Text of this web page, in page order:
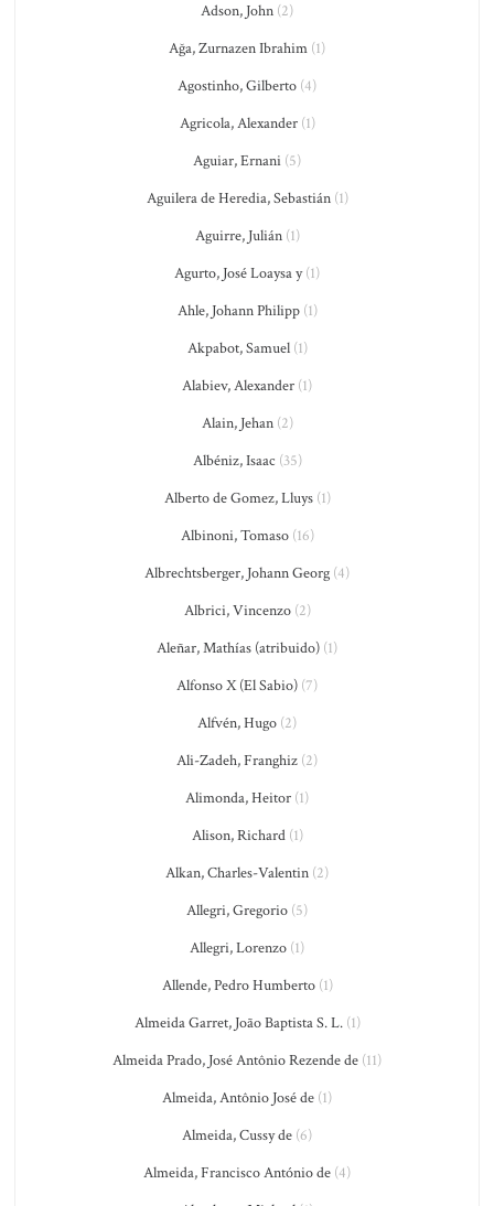
Adson, John (2)
Ağa, Zurnazen Ibrahim (1)
Agostinho, Gilberto (4)
Agricola, Alexander(1)
Aguiar, Ernani (5)
Aguilera de Heredia, Sebastián(1)
Aguirre, Julián(1)
Agurto, José Loaysa y(1)
Ahle, Johann Philipp(1)
Akpabot, Samuel(1)
Alabiev, Alexander (1)
Alain, Jehan(2)
Albéniz, Isaac (35)
Alberto de Gomez, Lluys(1)
Albinoni, Tomaso(16)
Albrechtsberger, Johann Georg (4)
Albrici, Vincenzo(2)
Aleñar, Mathías (atribuido) (1)
Alfonso X (El Sabio) (7)
Alfvén, Hugo (2)
Ali-Zadeh, Franghiz (2)
Alimonda, Heitor (1)
Alison, Richard(1)
Alkan, Charles-Valentin (2)
Allegri, Gregorio (5)
Allegri, Lorenzo (1)
Allende, Pedro Humberto(1)
Almeida Garret, João Baptista S. L.(1)
Almeida Prado, José Antônio Rezende de (11)
Almeida, Antônio José de (1)
Almeida, Cussy de (6)
Almeida, Francisco António de (4)